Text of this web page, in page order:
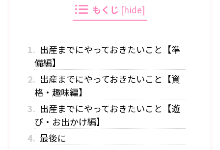
もくじ [hide]
1. 出産までにやっておきたいこと【準
備編】
2. 出産までにやっておきたいこと【資
格・趣味編】
3. 出産までにやっておきたいこと【遊
び・お出かけ編】
4. 最後に